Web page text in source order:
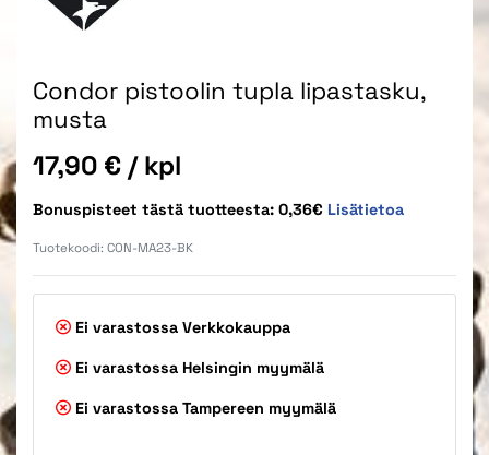
Condor pistoolin tupla lipastasku,
musta
Hinta
17,90 € / kpl
Bonuspisteet tästä tuotteesta: 0,36€ Lisätietoa
Tuotekoodi: CON-MA23-BK
Ei varastossa Verkkokauppa
Ei varastossa Helsingin myymälä
Ei varastossa Tampereen myymälä